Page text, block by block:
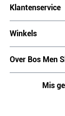
Klantenservice
Winkels
Over Bos Men
Mis